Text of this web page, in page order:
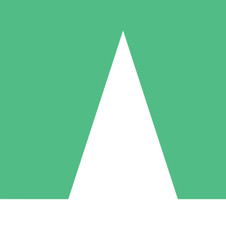
Packs de Crédits Individuels
à l'utilisation avec des crédits de téléchargement. Sans engagement
5 Téléchargements
US$